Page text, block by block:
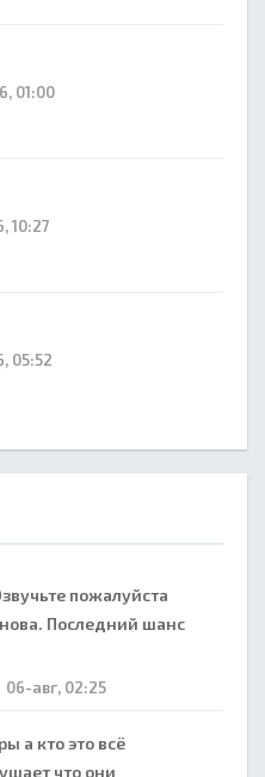
01:00
10:27
05:52
пожалуйста
Последний шанс
06-авг, 02:25
а кто это всё
что они